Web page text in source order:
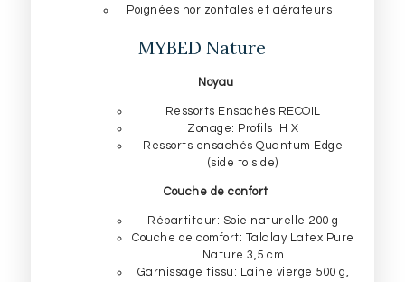
Poignées horizontales et aérateurs
MYBED Nature
Noyau
Ressorts Ensachés RECOIL
Zonage: Profils H X
Ressorts ensachés Quantum Edge
(side to side)
Couche de confort
Répartiteur: Soie naturelle 200 g
Couche de comfort: Talalay Latex Pure
Nature 3,5 cm
Garnissage tissu: Laine vierge 500 g,